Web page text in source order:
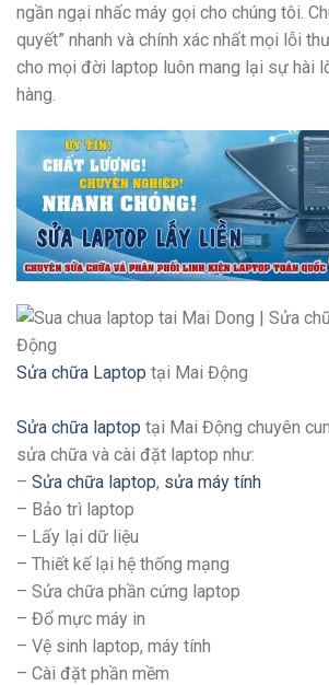
ngần ngại nhấc máy gọi cho chúng tôi.
quyết” nhanh và chính xác nhất mọi lỗi
cho mọi đời laptop luôn mang lại sự hài
hàng.
Sửa chữa Laptop tại Mai Động
Sửa chữa laptop tại Mai Động chuyên
sửa chữa và cài đặt laptop như:
– Sửa chữa laptop, sửa máy tính
– Bảo trì laptop
– Lấy lại dữ liệu
– Thiết kế lại hệ thống mạng
– Sửa chữa phần cứng laptop
– Đổ mực máy in
– Vệ sinh laptop, máy tính
– Cài đặt phần mềm